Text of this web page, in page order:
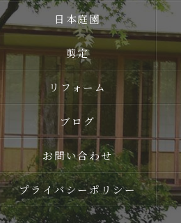
日本庭園
剪定
リフォーム
ブログ
お問い合わせ
プライバシーポリシー